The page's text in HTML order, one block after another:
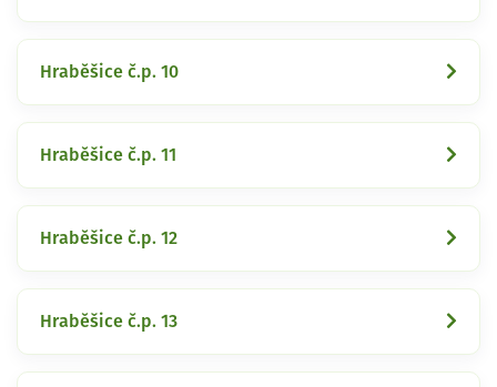
Hraběšice č.p. 10
Hraběšice č.p. 11
Hraběšice č.p. 12
Hraběšice č.p. 13